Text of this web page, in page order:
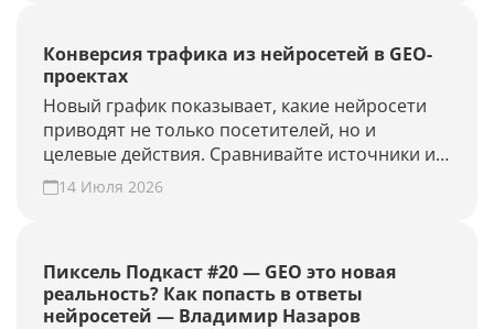
Конверсия трафика из нейросетей в GEO-
проектах
Новый график показывает, какие нейросети
приводят не только посетителей, но и
целевые действия. Сравнивайте источники и
периоды, находите точки роста. Создайте
GEO-проект и проверьте конверсию своего
14 Июля 2026
Пиксель Подкаст #20 — GEO это новая
реальность? Как попасть в ответы
нейросетей — Владимир Назаров